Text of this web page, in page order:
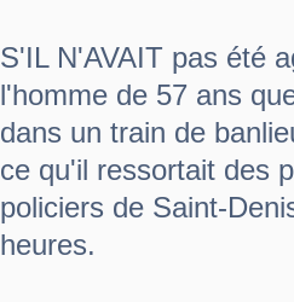
S'IL N'AVAIT pas été
l'homme de 57 ans
dans un train de
ce qu'il ressortait des
policiers de Saint-
heures.